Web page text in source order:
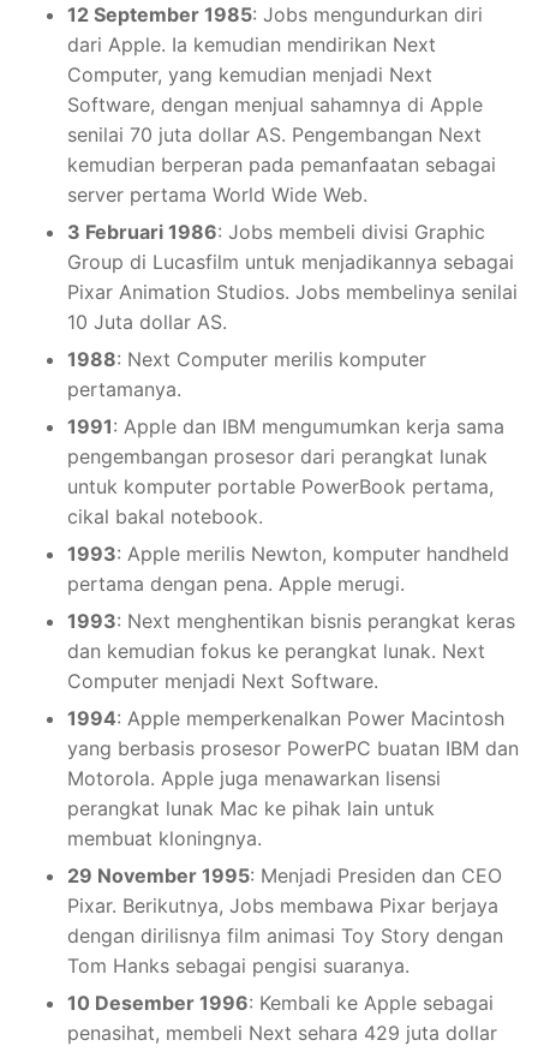
12 September 1985: Jobs mengundurkan diri
dari Apple. Ia kemudian mendirikan Next
Computer, yang kemudian menjadi Next
Software, dengan menjual sahamnya di Apple
senilai 70 juta dollar AS. Pengembangan Next
kemudian berperan pada pemanfaatan sebagai
server pertama World Wide Web.
3 Februari 1986: Jobs membeli divisi Graphic
Group di Lucasfilm untuk menjadikannya sebagai
Pixar Animation Studios. Jobs membelinya senilai
10 Juta dollar AS.
1988: Next Computer merilis komputer
pertamanya.
1991: Apple dan IBM mengumumkan kerja sama
pengembangan prosesor dari perangkat lunak
untuk komputer portable PowerBook pertama,
cikal bakal notebook.
1993: Apple merilis Newton, komputer handheld
pertama dengan pena. Apple merugi.
1993: Next menghentikan bisnis perangkat keras
dan kemudian fokus ke perangkat lunak. Next
Computer menjadi Next Software.
1994: Apple memperkenalkan Power Macintosh
yang berbasis prosesor PowerPC buatan IBM dan
Motorola. Apple juga menawarkan lisensi
perangkat lunak Mac ke pihak lain untuk
membuat kloningnya.
29 November 1995: Menjadi Presiden dan CEO
Pixar. Berikutnya, Jobs membawa Pixar berjaya
dengan dirilisnya film animasi Toy Story dengan
Tom Hanks sebagai pengisi suaranya.
10 Desember 1996: Kembali ke Apple sebagai
penasihat, membeli Next sehara 429 juta dollar